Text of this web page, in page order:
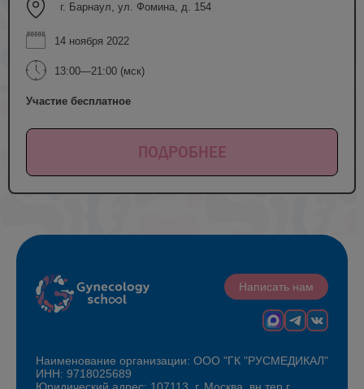
г. Барнаул, ул. Фомина, д. 154
14 ноября 2022
13:00—21:00 (мск)
Участие бесплатное
ПОДРОБНЕЕ
Написать нам
Наименование организации: ООО "ГК "РУСМЕДИКАЛ"
ИНН: 9718025689